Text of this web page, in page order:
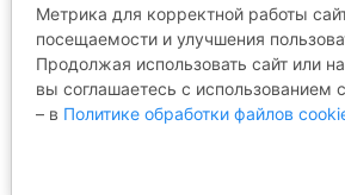
Метрика для корректной работы
посещаемости и улучшения
Продолжая использовать сайт или
вы соглашаетесь с использованием
– в Политике обработки файлов